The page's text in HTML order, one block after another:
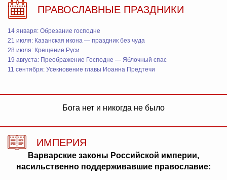
ПРАВОСЛАВНЫЕ ПРАЗДНИКИ
14 января: Обрезание господне
21 июля: Казанская икона — праздник без чуда
28 июля: Крещение Руси
19 августа: Преображение Господне — Яблочный спас
11 сентября: Усекновение главы Иоанна Предтечи
Бога нет и никогда не было
ИМПЕРИЯ
Варварские законы Российской империи,
насильственно поддерживавшие православие: